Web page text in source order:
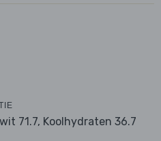
71.7, Koolhydraten 36.7